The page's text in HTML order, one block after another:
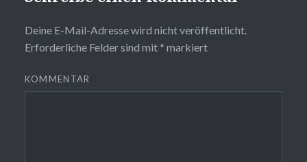
Deine E-Mail-Adresse wird nicht veröffentlicht.
Erforderliche Felder sind mit * markiert
KOMMENTAR